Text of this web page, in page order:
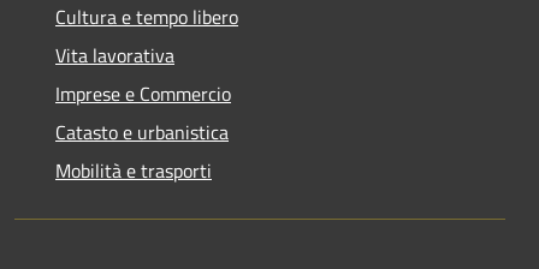
Cultura e tempo libero
Vita lavorativa
Imprese e Commercio
Catasto e urbanistica
Mobilità e trasporti